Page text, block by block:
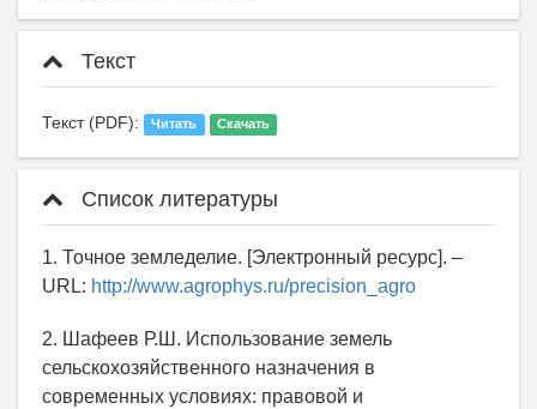
Текст
Текст (PDF): Читать Скачать
Список литературы
1. Точное земледелие. [Электронный ресурс]. –
URL: http://www.agrophys.ru/precision_agro
2. Шафеев Р.Ш. Использование земель
сельскохозяйственного назначения в
современных условиях: правовой и